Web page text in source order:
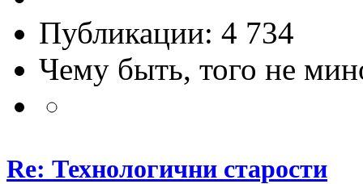
Публикации: 4 734
Чему быть, того не
Re: Технологични старости